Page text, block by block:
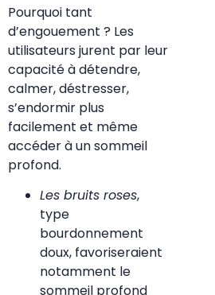
Pourquoi tant
d’engouement ? Les
utilisateurs jurent par leur
capacité à détendre,
calmer, déstresser,
s’endormir plus
facilement et même
accéder à un sommeil
profond.
Les bruits roses,
type
bourdonnement
doux, favoriseraient
notamment le
sommeil profond